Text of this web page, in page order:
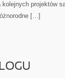
projektów
[…]